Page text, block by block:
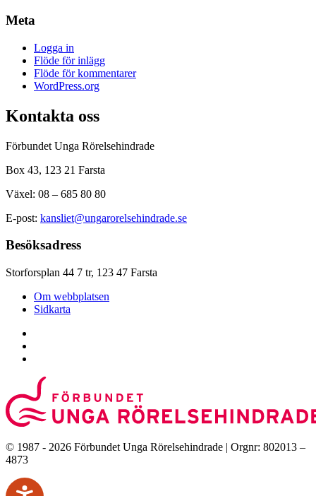
Meta
Logga in
Flöde för inlägg
Flöde för kommentarer
WordPress.org
Kontakta oss
Förbundet Unga Rörelsehindrade
Box 43, 123 21 Farsta
Växel: 08 – 685 80 80
E-post: kansliet@ungarorelsehindrade.se
Besöksadress
Storforsplan 44 7 tr, 123 47 Farsta
Om webbplatsen
Sidkarta
© 1987 - 2026 Förbundet Unga Rörelsehindrade | Orgnr: 802013 –
4873